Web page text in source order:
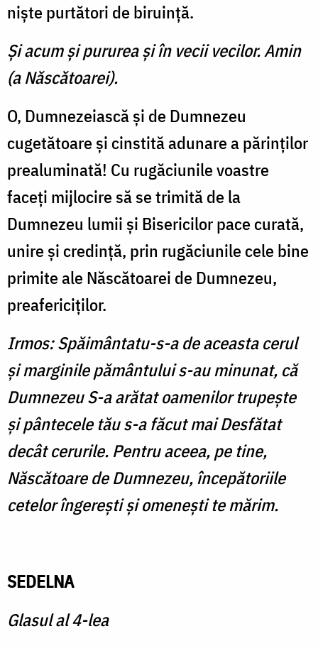
nişte purtători de biruinţă.
Şi acum şi pururea şi în vecii vecilor. Amin
(a Născătoarei).
O, Dumnezeiască şi de Dumnezeu
cugetătoare şi cinstită adunare a părinţilor
prealuminată! Cu rugăciunile voastre
faceţi mijlocire să se trimită de la
Dumnezeu lumii şi Bisericilor pace curată,
unire şi credinţă, prin rugăciunile cele bine
primite ale Născătoarei de Dumnezeu,
preafericiţilor.
Irmos: Spăimântatu-s-a de aceasta cerul
şi marginile pământului s-au minunat, că
Dumnezeu S-a arătat oamenilor trupeşte
şi pântecele tău s-a făcut mai Desfătat
decât cerurile. Pentru aceea, pe tine,
Născătoare de Dumnezeu, începătoriile
cetelor îngereşti şi omeneşti te mărim.
SEDELNA
Glasul al 4-lea